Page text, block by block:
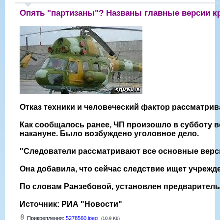
Опять "партизаны"? Названы главные версии
Отказ техники и человеческий фактор
Как сообщалось ранее, ЧП произошло в субботу
накануне. Было возбуждено уголовное дело.
"Следователи рассматривают все основные
Она добавила, что сейчас следствие ищет
По словам Ранзебовой, установлен
Источник: РИА "Новости"
Прикрепления: 5278560.jpeg (10.9 Kb)